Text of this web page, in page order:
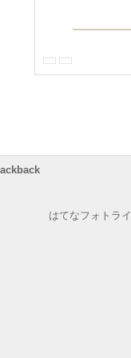
はてなフォトラ